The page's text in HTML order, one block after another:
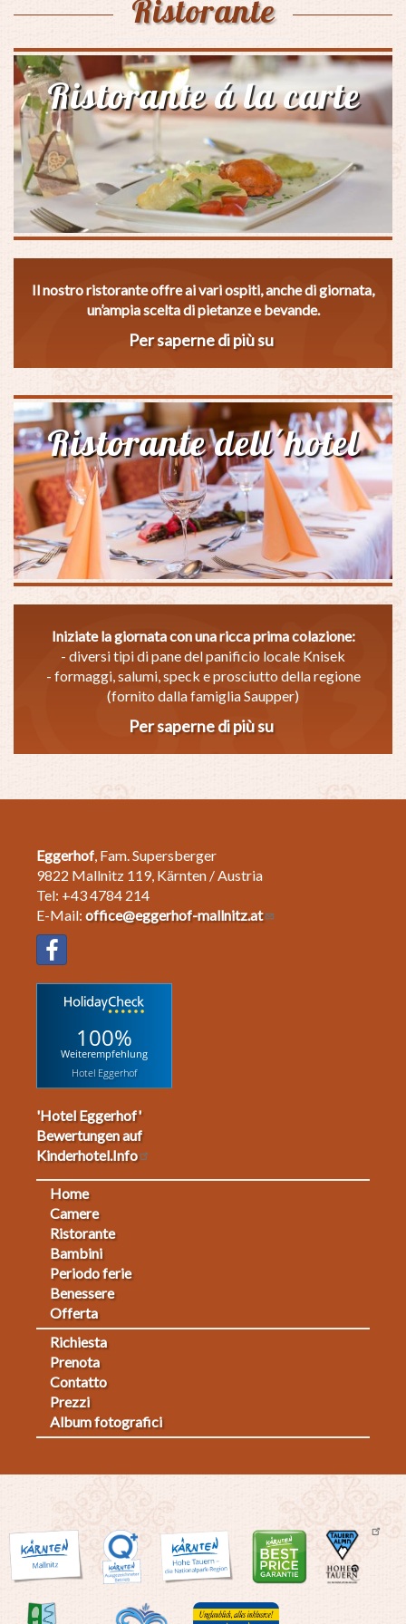
Ristorante
Ristorante á la carte
Il nostro ristorante offre ai vari ospiti, anche di giornata,
un’ampia scelta di pietanze e bevande.
Per saperne di più suRistorante
carte
Ristorante dell´hotel
Iniziate la giornata con una ricca prima colazione:
- diversi tipi di pane del panificio locale Knisek
- formaggi, salumi, speck e prosciutto della regione
(fornito dalla famiglia Saupper)
Per saperne di più suRistorante
Eggerhof , Fam. Supersberger
9822 Mallnitz 119, Kärnten / Austria
Tel: +43 4784 214
E-Mail: office@eggerhof-mallnitz.at
100%
Weiterempfehlung
Hotel Eggerhof
'Hotel Eggerhof'
Bewertungen auf
Kinderhotel.Info
Footermenu
Home
Camere
Ristorante
Bambini
Periodo ferie
Benessere
Offerta
Fußmenü
2
Richiesta
Prenota
Contatto
Prezzi
Album fotografici